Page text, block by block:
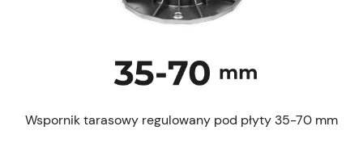
Wspornik tarasowy regulowany pod płyty 35-70 mm